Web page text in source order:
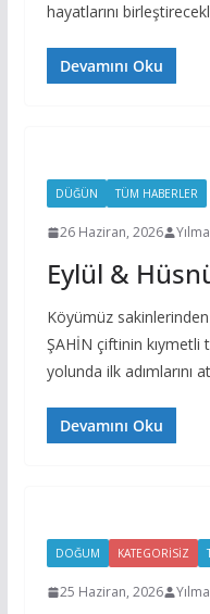
hayatlarını
Devamını Oku
DÜĞÜN TÜM HABERLER
26 Haziran, 2026
Eylül &
Köyümüz
ŞAHİN çiftinin kıymetli
yolunda ilk adımlarını
Devamını Oku
DOĞUM KATEGORISIZ
25 Haziran, 2026